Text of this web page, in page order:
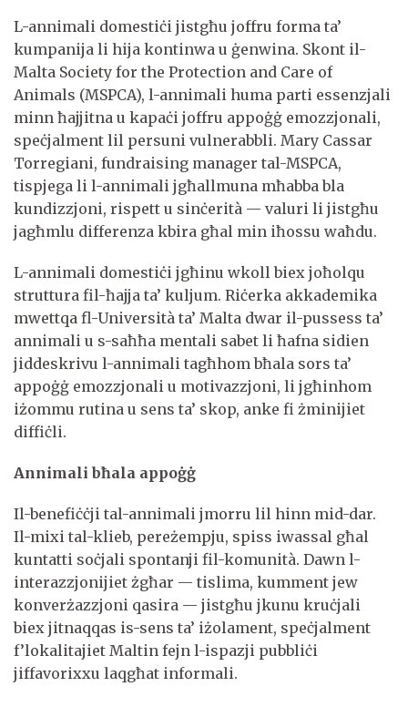
L-annimali domestiċi jistgħu joffru forma ta’
kumpanija li hija kontinwa u ġenwina. Skont il-
Malta Society for the Protection and Care of
Animals (MSPCA), l-annimali huma parti essenzjali
minn ħajjitna u kapaċi joffru appoġġ emozzjonali,
speċjalment lil persuni vulnerabbli. Mary Cassar
Torregiani, fundraising manager tal-MSPCA,
tispjega li l-annimali jgħallmuna mħabba bla
kundizzjoni, rispett u sinċerità — valuri li jistgħu
jagħmlu differenza kbira għal min iħossu waħdu.
L-annimali domestiċi jgħinu wkoll biex joħolqu
struttura fil-ħajja ta’ kuljum. Riċerka akkademika
mwettqa fl-Università ta’ Malta dwar il-pussess ta’
annimali u s-saħħa mentali sabet li ħafna sidien
jiddeskrivu l-annimali tagħhom bħala sors ta’
appoġġ emozzjonali u motivazzjoni, li jgħinhom
iżommu rutina u sens ta’ skop, anke fi żminijiet
diffiċli.
Annimali bħala appoġġ
Il-benefiċċji tal-annimali jmorru lil hinn mid-dar.
Il-mixi tal-klieb, pereżempju, spiss iwassal għal
kuntatti soċjali spontanji fil-komunità. Dawn l-
interazzjonijiet żgħar — tislima, kumment jew
konverżazzjoni qasira — jistgħu jkunu kruċjali
biex jitnaqqas is-sens ta’ iżolament, speċjalment
f’lokalitajiet Maltin fejn l-ispazji pubbliċi
jiffavorixxu laqgħat informali.